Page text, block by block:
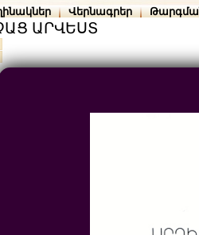
Վերնագրեր
ԱՐՎԵՍՏ